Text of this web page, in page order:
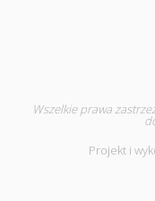
Wszelkie prawa
Projekt i